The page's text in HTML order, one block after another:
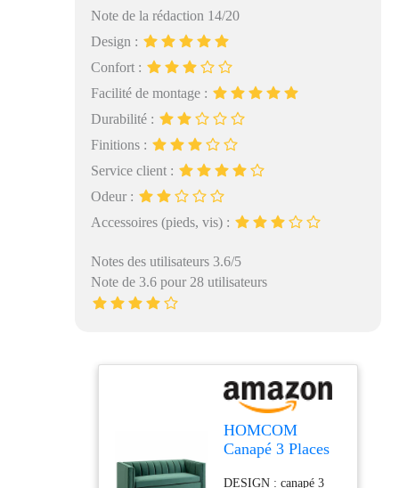
Note de la rédaction 14/20
Design :
Confort :
Facilité de montage :
Durabilité :
Finitions :
Service client :
Odeur :
Accessoires (pieds, vis) :
Notes des utilisateurs 3.6/5
Note de 3.6 pour 28 utilisateurs
HOMCOM
Canapé 3 Places
DESIGN : canapé 3